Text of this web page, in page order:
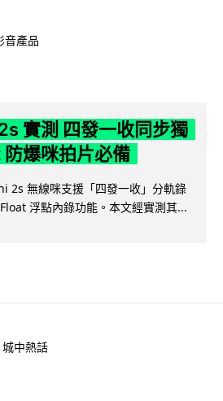
音產品
實測 四發一收同步獨
爆咪拍片必備
2s 無線咪支援「四發一收」分軌錄
浮點內錄功能。本文經實測其...
城中熱話